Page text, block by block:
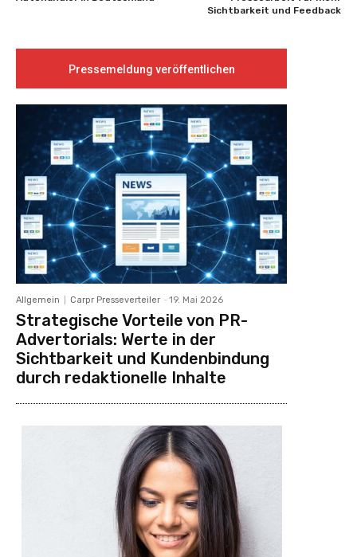
Sichtbarkeit und Feedback
Pressemeldung veröffentlichen
Allgemein Carpr Presseverteiler - 19. Mai 2026
Strategische Vorteile von PR-
Advertorials: Werte in der
Sichtbarkeit und Kundenbindung
durch redaktionelle Inhalte